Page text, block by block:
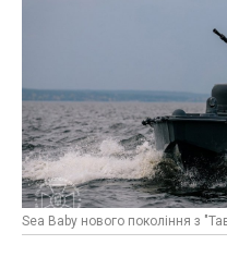
Sea Baby нового покоління з